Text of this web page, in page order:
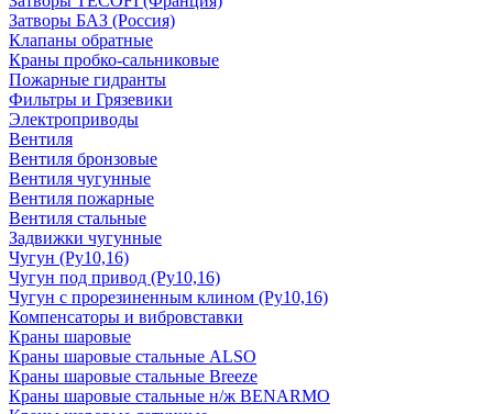
Затворы БАЗ (Россия)
Клапаны обратные
Краны пробко-сальниковые
Пожарные гидранты
Фильтры и Грязевики
Электроприводы
Вентиля
Вентиля бронзовые
Вентиля чугунные
Вентиля пожарные
Вентиля стальные
Задвижки чугунные
Чугун (Ру10,16)
Чугун под привод (Ру10,16)
Чугун с прорезиненным клином (Ру10,16)
Компенсаторы и вибровставки
Краны шаровые
Краны шаровые стальные ALSO
Краны шаровые стальные Breeze
Краны шаровые стальные н/ж BENARMO